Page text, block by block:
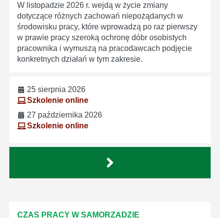
W listopadzie 2026 r. wejdą w życie zmiany
dotyczące różnych zachowań niepożądanych w
środowisku pracy, które wprowadzą po raz pierwszy
w prawie pracy szeroką ochronę dóbr osobistych
pracownika i wymuszą na pracodawcach podjęcie
konkretnych działań w tym zakresie.
25 sierpnia 2026
Szkolenie online
27 października 2026
Szkolenie online
CZAS PRACY W SAMORZĄDZIE